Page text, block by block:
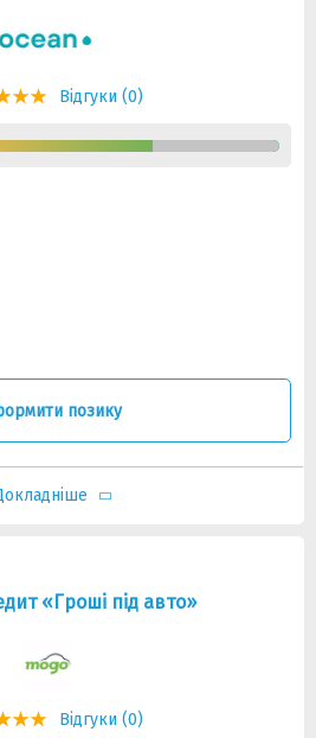
Відгуки (0)
позику
«Гроші під авто»
Відгуки (0)